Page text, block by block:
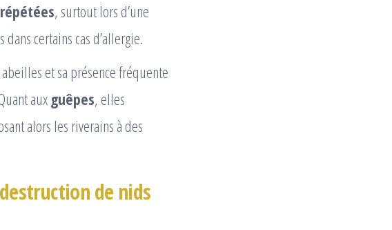
, surtout lors d’une
certains cas d’allergie.
et sa présence fréquente
aux guêpes, elles
alors les riverains à des
de nids